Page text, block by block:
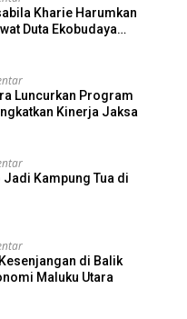
Kharie Harumkan
Duta Ekobudaya
Luncurkan Program
Kinerja Jaksa
Kampung Tua di
di Balik
Maluku Utara